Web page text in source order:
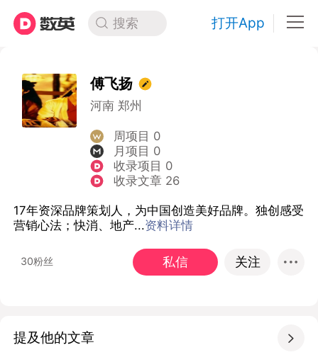
搜索 打开App
傅飞扬
河南 郑州
周项目 0
月项目 0
收录项目 0
收录文章 26
17年资深品牌策划人，为中国创造美好品牌。独创感受
营销心法；快消、地产...资料详情
30粉丝 私信 关注
提及他的文章 